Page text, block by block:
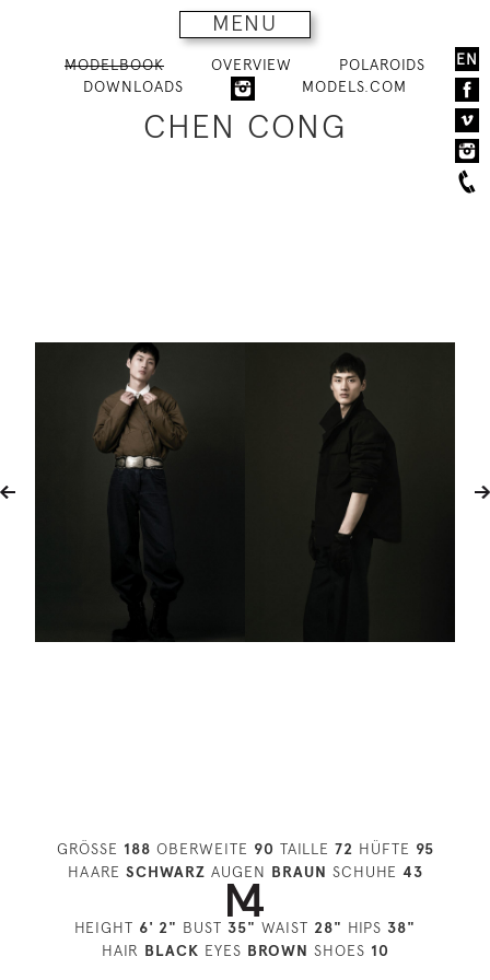
MENU
EN
MODELBOOK OVERVIEW
POLAROIDS
DOWNLOADS
MODELS.COM
CHEN CONG
GRÖSSE 188 OBERWEITE 90 TAILLE 72 HÜFTE 95
HAARE SCHWARZ AUGEN BRAUN SCHUHE 43
HEIGHT 6' 2" BUST 35" WAIST 28" HIPS 38"
HAIR BLACK EYES BROWN SHOES 10